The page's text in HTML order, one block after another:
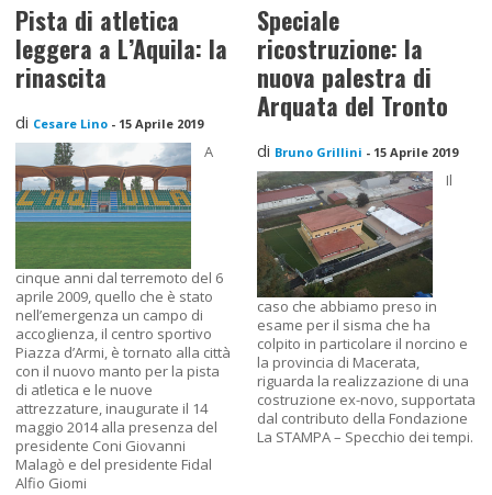
Pista di atletica
leggera a L’Aquila: la
rinascita
di Cesare Lino - 15 Aprile 2019
A
cinque anni dal terremoto del 6
aprile 2009, quello che è stato
nell’emergenza un campo di
accoglienza, il centro sportivo
Piazza d’Armi, è tornato alla città
con il nuovo manto per la pista
di atletica e le nuove
attrezzature, inaugurate il 14
maggio 2014 alla presenza del
presidente Coni Giovanni
Malagò e del presidente Fidal
Alfio Giomi
Speciale
ricostruzione: la
nuova palestra di
Arquata del Tronto
di Bruno Grillini - 15 Aprile 2019
Il
caso che abbiamo preso in
esame per il sisma che ha
colpito in particolare il norcino e
la provincia di Macerata,
riguarda la realizzazione di una
costruzione ex-novo, supportata
dal contributo della Fondazione
La STAMPA – Specchio dei tempi.